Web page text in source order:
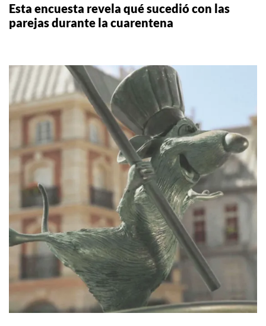
Esta encuesta revela qué sucedió con las
parejas durante la cuarentena